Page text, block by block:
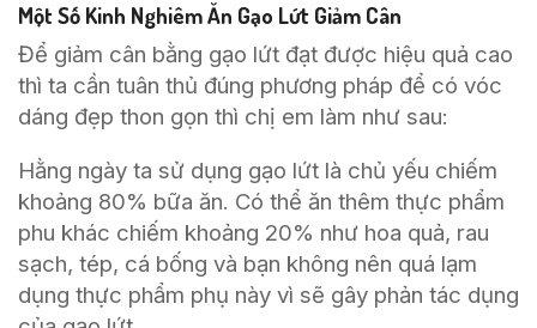
Một Số Kinh Nghiêm Ăn Gạo Lứt Giảm Cân
Để giảm cân bằng gạo lứt đạt được hiệu quả cao
thì ta cần tuân thủ đúng phương pháp để có vóc
dáng đẹp thon gọn thì chị em làm như sau:
Hằng ngày ta sử dụng gạo lứt là chủ yếu chiếm
khoảng 80% bữa ăn. Có thể ăn thêm thực phẩm
phu khác chiếm khoảng 20% như hoa quả, rau
sạch, tép, cá bống và bạn không nên quá lạm
dụng thực phẩm phụ này vì sẽ gây phản tác dụng